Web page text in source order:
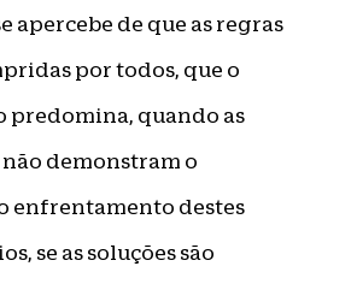
apercebe de que as regras
por todos, que o
predomina, quando as
demonstram o
enfrentamento destes
se as soluções são